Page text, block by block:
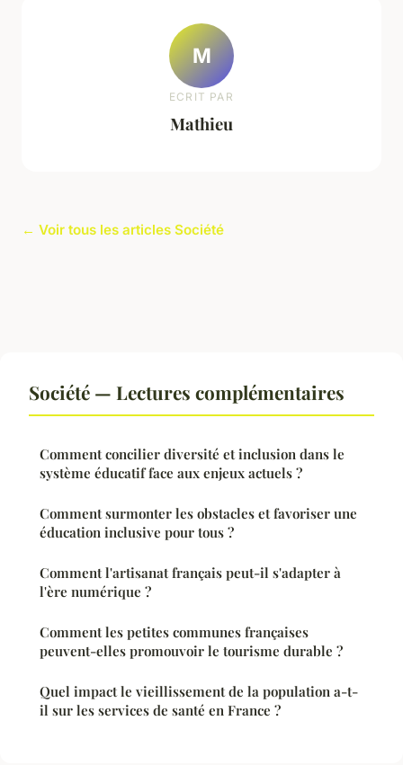
M
ECRIT PAR
Mathieu
← Voir tous les articles Société
Société — Lectures complémentaires
Comment concilier diversité et inclusion dans le
système éducatif face aux enjeux actuels ?
Comment surmonter les obstacles et favoriser une
éducation inclusive pour tous ?
Comment l'artisanat français peut-il s'adapter à
l'ère numérique ?
Comment les petites communes françaises
peuvent-elles promouvoir le tourisme durable ?
Quel impact le vieillissement de la population a-t-
il sur les services de santé en France ?